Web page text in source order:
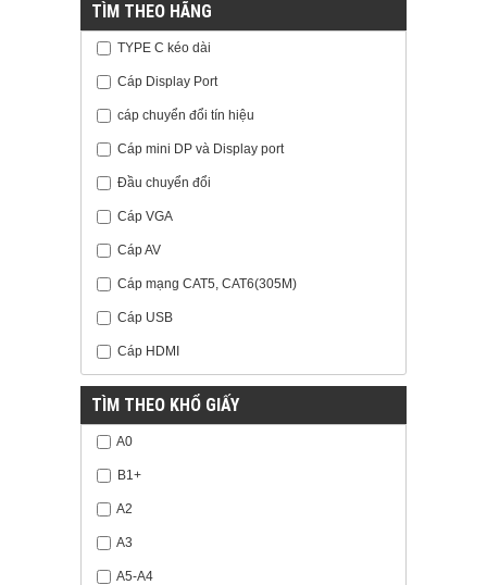
TÌM THEO HÃNG
TYPE C kéo dài
Cáp Display Port
cáp chuyển đổi tín hiệu
Cáp mini DP và Display port
Đầu chuyển đổi
Cáp VGA
Cáp AV
Cáp mạng CAT5, CAT6(305M)
Cáp USB
Cáp HDMI
TÌM THEO KHỔ GIẤY
A0
B1+
A2
A3
A5-A4